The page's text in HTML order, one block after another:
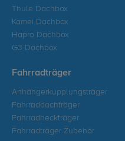
Thule Dachbox
Kamei Dachbox
Hapro Dachbox
G3 Dachbox
Fahrradträger
Anhängerkupplungsträger
Fahrraddachträger
Fahrradheckträger
Fahrradträger Zubehör